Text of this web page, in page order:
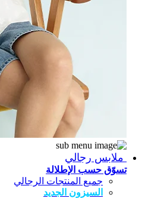
ملابس رجالي
تسوّق حسب الإطلالة
جميع المنتجات الرجالي
السيزون الجديد